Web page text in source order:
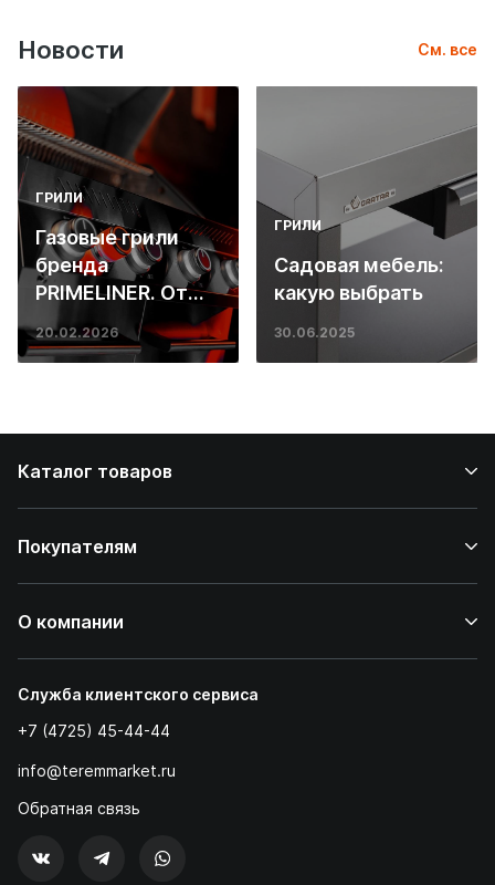
Новости См. все
ГРИЛИ
Газовые грили
бренда
PRIMELINER. От
основ инженерии
до ресторанных
20.02.2026
ГРИЛИ
Садовая мебель:
какую выбрать
30.06.2025
Каталог товаров
Покупателям
О компании
Служба клиентского сервиса
+7 (4725) 45-44-44
info@teremmarket.ru
Обратная связь